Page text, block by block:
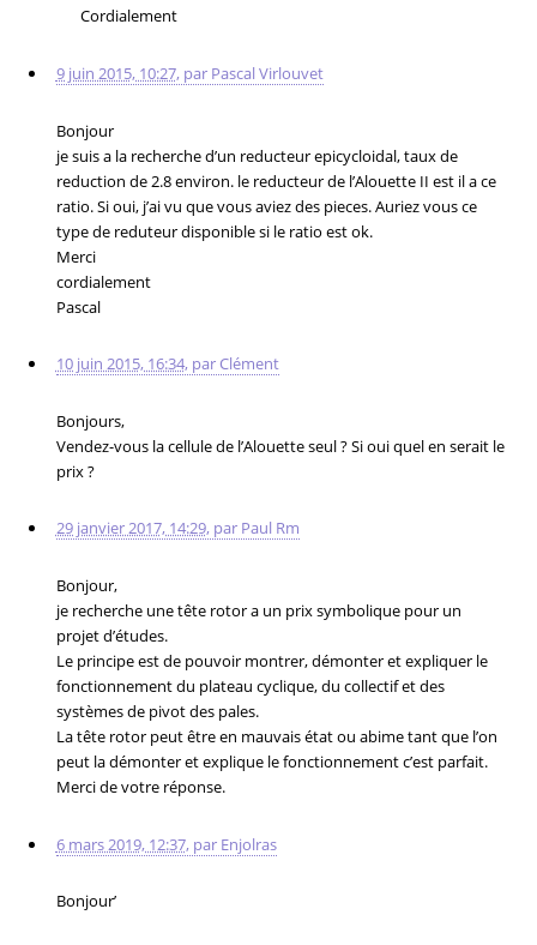
Cordialement
9 juin 2015, 10:27, par Pascal Virlouvet
Bonjour
je suis a la recherche d’un reducteur epicycloidal, taux de
reduction de 2.8 environ. le reducteur de l’Alouette II est il a ce
ratio. Si oui, j’ai vu que vous aviez des pieces. Auriez vous ce
type de reduteur disponible si le ratio est ok.
Merci
cordialement
Pascal
10 juin 2015, 16:34, parClément
Bonjours,
Vendez-vous la cellule de l’Alouette seul ? Si oui quel en serait le
prix ?
29 janvier 2017, 14:29, par Paul Rm
Bonjour,
je recherche une tête rotor a un prix symbolique pour un
projet d’études.
Le principe est de pouvoir montrer, démonter et expliquer le
fonctionnement du plateau cyclique, du collectif et des
systèmes de pivot des pales.
La tête rotor peut être en mauvais état ou abime tant que l’on
peut la démonter et explique le fonctionnement c’est parfait.
Merci de votre réponse.
6 mars 2019, 12:37, par Enjolras
Bonjour’